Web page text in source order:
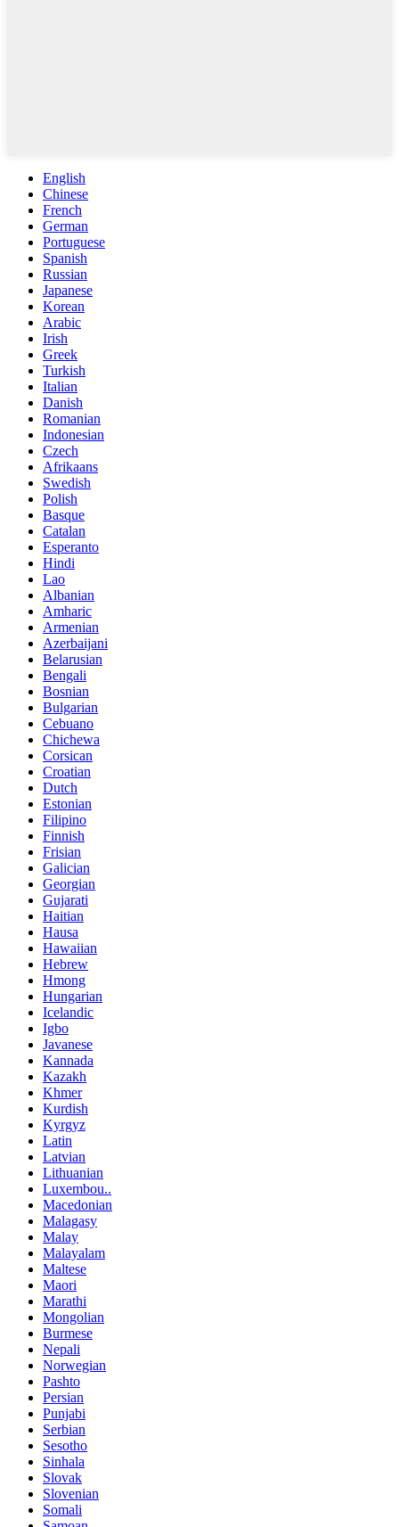
English
Chinese
French
German
Portuguese
Spanish
Russian
Japanese
Korean
Arabic
Irish
Greek
Turkish
Italian
Danish
Romanian
Indonesian
Czech
Afrikaans
Swedish
Polish
Basque
Catalan
Esperanto
Hindi
Lao
Albanian
Amharic
Armenian
Azerbaijani
Belarusian
Bengali
Bosnian
Bulgarian
Cebuano
Chichewa
Corsican
Croatian
Dutch
Estonian
Filipino
Finnish
Frisian
Galician
Georgian
Gujarati
Haitian
Hausa
Hawaiian
Hebrew
Hmong
Hungarian
Icelandic
Igbo
Javanese
Kannada
Kazakh
Khmer
Kurdish
Kyrgyz
Latin
Latvian
Lithuanian
Luxembou..
Macedonian
Malagasy
Malay
Malayalam
Maltese
Maori
Marathi
Mongolian
Burmese
Nepali
Norwegian
Pashto
Persian
Punjabi
Serbian
Sesotho
Sinhala
Slovak
Slovenian
Somali